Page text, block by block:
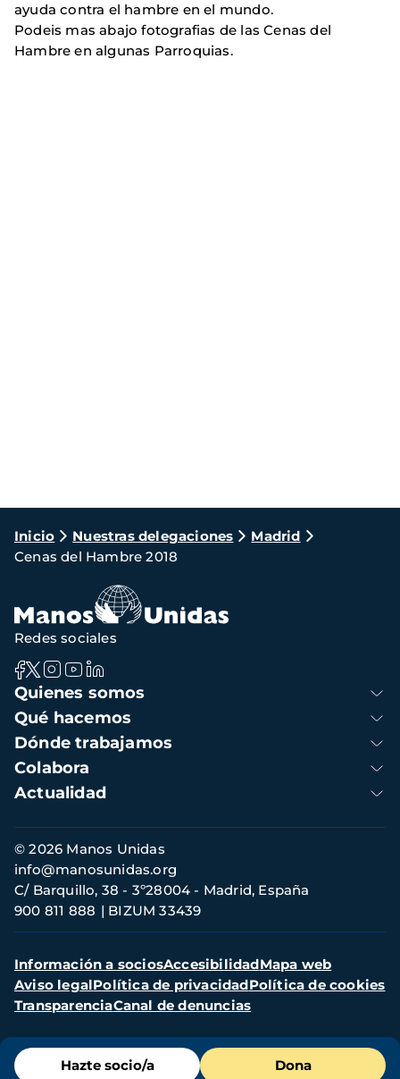
ayuda contra el hambre en el mundo.
Podeis mas abajo fotografias de las Cenas del
Hambre en algunas Parroquias.
Ruta
de
navegación
Inicio Nuestras delegaciones
Madrid
Cenas del Hambre 2018
Menú
de
Hazte socio/a Dona
Navegación
principal
Quienes somos
Qué hacemos
Dónde trabajamos
Colabora
Actualidad
Redes sociales
Información
de
contacto
© 2026 Manos Unidas
C/ Barquillo, 38 - 3º28004 - Madrid, España
900 811 888
BIZUM 33439
info@manosunidas.org
Menú
secundario
Información a sociosAccesibilidadMapa web
Aviso legalPolítica de privacidadPolítica de cookies
TransparenciaCanal de denuncias